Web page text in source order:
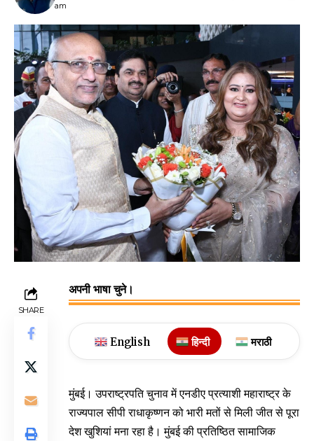
am
SHARE
अपनी भाषा चुने।
English हिन्दी मराठी
मुंबई। उपराष्ट्रपति चुनाव में एनडीए प्रत्याशी महाराष्ट्र के
राज्यपाल सीपी राधाकृष्णन को भारी मतों से मिली जीत से पूरा
देश खुशियां मना रहा है। मुंबई की प्रतिष्ठित सामाजिक